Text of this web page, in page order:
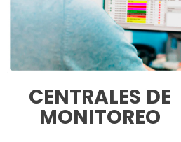
CENTRALES DE
MONITOREO